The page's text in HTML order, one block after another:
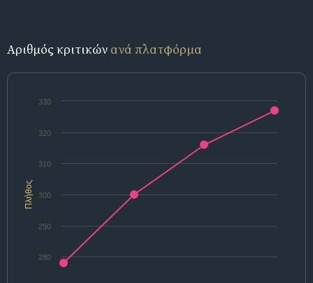
Αριθμός κριτικών ανά πλατφόρμα
Πλήθος
280
290
300
310
320
330